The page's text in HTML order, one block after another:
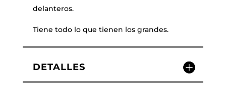
delanteros.
Tiene todo lo que tienen los grandes.
DETALLES